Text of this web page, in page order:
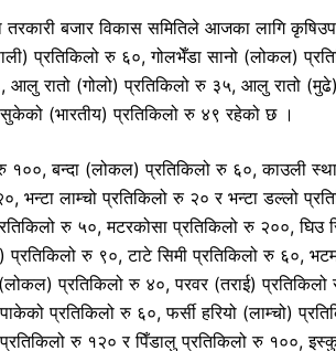
बजार विकास समितिले आजका लागि
प्रतिकिलो रु ६०, गोलभेँडा सानो (लोकल)
आलु रातो (गोलो) प्रतिकिलो रु ३५, आलु रातो
(भारतीय) प्रतिकिलो रु ४९ रहेको छ ।
बन्दा (लोकल) प्रतिकिलो रु ६०, काउली
भन्टा लाम्चो प्रतिकिलो रु २० र भन्टा डल्लो
रु ५०, मटरकोसा प्रतिकिलो रु २००, घिउ
प्रतिकिलो रु ९०, टाटे सिमी प्रतिकिलो रु ६०,
प्रतिकिलो रु ४०, परवर (तराई) प्रतिकिलो
प्रतिकिलो रु ६०, फर्सी हरियो (लाम्चो)
रु १२० र पिँडालु प्रतिकिलो रु १००,